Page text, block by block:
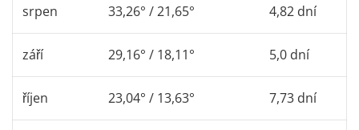
srpen 33,26° / 21,65° 4,82 dní
září 29,16° / 18,11° 5,0 dní
říjen 23,04° / 13,63° 7,73 dní